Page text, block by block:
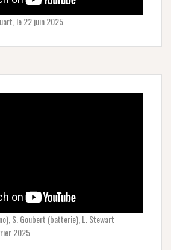
le 22 juin 2025
S. Goubert (batterie), L. Stewart
2025